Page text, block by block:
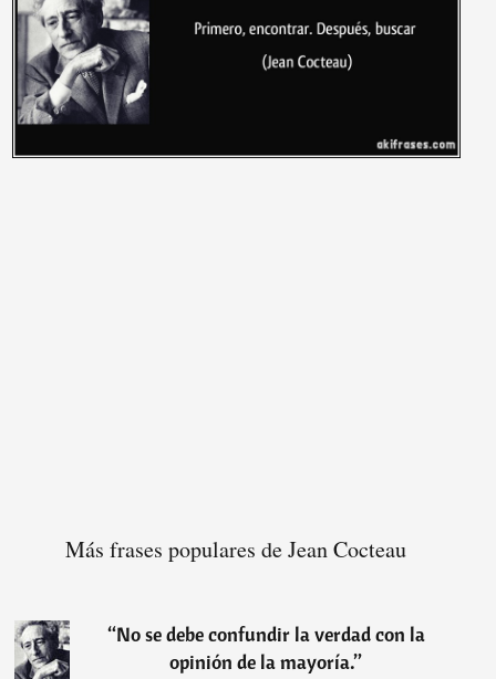
Más frases populares de Jean Cocteau
“No se debe confundir la verdad con la
opinión de la mayoría.”